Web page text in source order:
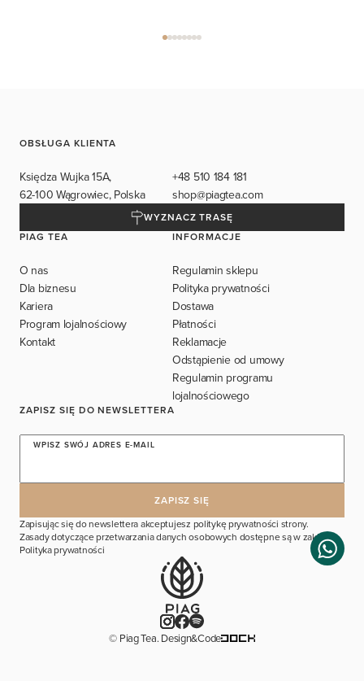
OBSŁUGA KLIENTA
Księdza Wujka 15A,
62-100 Wągrowiec, Polska
+48 510 184 181
shop@piagtea.com
WYZNACZ TRASĘ
PIAG TEA
O nas
Dla biznesu
Kariera
Program lojalnościowy
Kontakt
INFORMACJE
Regulamin sklepu
Polityka prywatności
Dostawa
Płatności
Reklamacje
Odstąpienie od umowy
Regulamin programu
lojalnościowego
ZAPISZ SIĘ DO NEWSLETTERA
WPISZ SWÓJ ADRES E-MAIL
Zapisując się do newslettera akceptujesz politykę prywatności strony.
Zasady dotyczące przetwarzania danych osobowych dostępne są w zakładce
Polityka prywatności
© Piag Tea. Design&Code